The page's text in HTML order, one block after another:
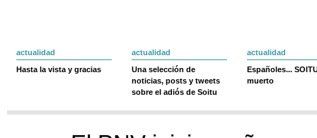
actualidad
Hasta la vista y gracias
actualidad
Una selección de
noticias, posts y tweets
sobre el adiós de Soitu
actualidad
Españoles...
muerto